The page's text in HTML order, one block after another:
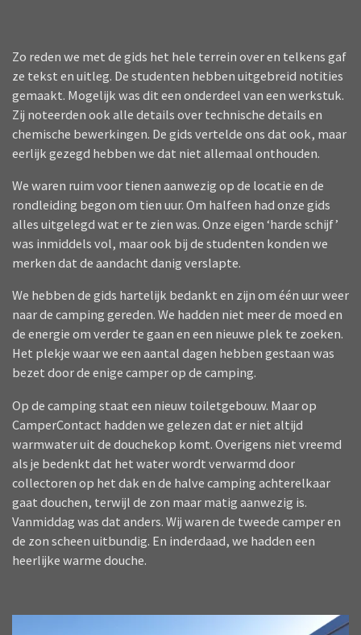
Zo reden we met de gids het hele terrein over en telkens gaf
ze tekst en uitleg. De studenten hebben uitgebreid notities
gemaakt. Mogelijk was dit een onderdeel van een werkstuk.
Zij noteerden ook alle details over technische details en
chemische bewerkingen. De gids vertelde ons dat ook, maar
eerlijk gezegd hebben we dat niet allemaal onthouden.
We waren ruim voor tienen aanwezig op de locatie en de
rondleiding begon om tien uur. Om halfeen had onze gids
alles uitgelegd wat er te zien was. Onze eigen ‘harde schijf’
was inmiddels vol, maar ook bij de studenten konden we
merken dat de aandacht danig verslapte.
We hebben de gids hartelijk bedankt en zijn om één uur weer
naar de camping gereden. We hadden niet meer de moed en
de energie om verder te gaan en een nieuwe plek te zoeken.
Het plekje waar we een aantal dagen hebben gestaan was
bezet door de enige camper op de camping.
Op de camping staat een nieuw toiletgebouw. Maar op
CamperContact hadden we gelezen dat er niet altijd
warmwater uit de douchekop komt. Overigens niet vreemd
als je bedenkt dat het water wordt verwarmd door
collectoren op het dak en de halve camping achterelkaar
gaat douchen, terwijl de zon maar matig aanwezig is.
Vanmiddag was dat anders. Wij waren de tweede camper en
de zon scheen uitbundig. En inderdaad, we hadden een
heerlijke warme douche.